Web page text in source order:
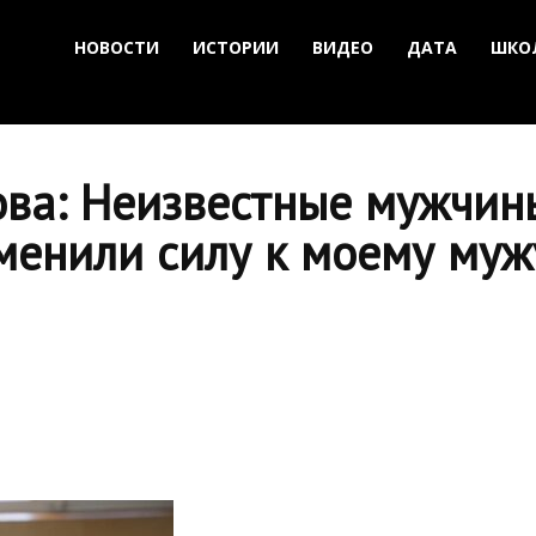
НОВОСТИ ИСТОРИИ ВИДЕО ДАТА
Неизвестные
силу к моему